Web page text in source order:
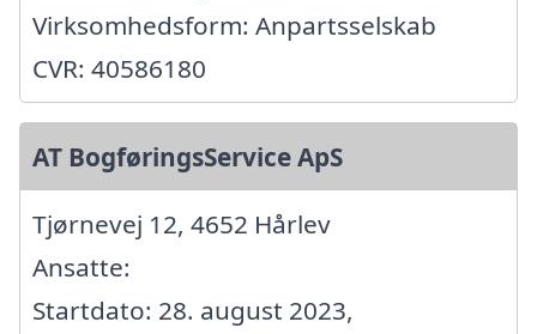
Virksomhedsform: Anpartsselskab
CVR: 40586180
AT BogføringsService ApS
Tjørnevej 12, 4652 Hårlev
Ansatte:
Startdato: 28. august 2023,